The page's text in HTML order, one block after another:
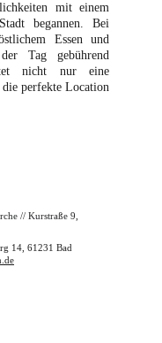
mit einem
begannen. Bei
Essen und
Tag gebührend
nicht nur eine
die perfekte Location
// Kurstraße 9,
14, 61231 Bad